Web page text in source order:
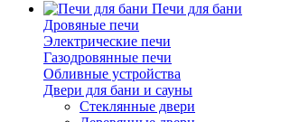
Печи для бани
Дровяные печи
Электрические печи
Газодровянные печи
Обливные устройства
Двери для бани и сауны
Стеклянные двери